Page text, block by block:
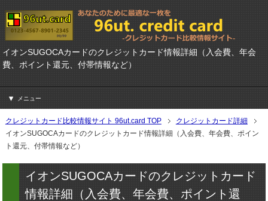
イオンSUGOCAカードのクレジットカード情報詳細（入会費、年会
費、ポイント還元、付帯情報など）
メニュー
クレジットカード比較情報サイト 96ut.card TOP
クレジットカード詳細
イオンSUGOCAカードのクレジットカード情報詳細（入会費、年会費、ポイン
ト還元、付帯情報など）
イオンSUGOCAカードのクレジットカード
情報詳細（入会費、年会費、ポイント還